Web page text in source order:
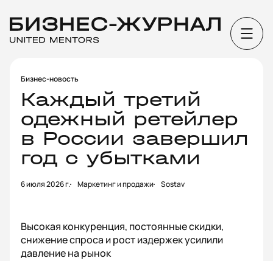
Бизнес-новость
Каждый третий
одежный ретейлер
в России завершил
год с убытками
6 июля 2026 г. Маркетинг и продажи Sostav
Высокая конкуренция, постоянные скидки,
снижение спроса и рост издержек усилили
давление на рынок